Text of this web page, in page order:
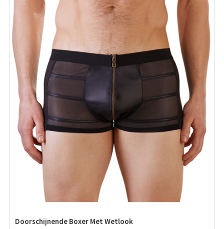
Doorschijnende Boxer Met Wetlook